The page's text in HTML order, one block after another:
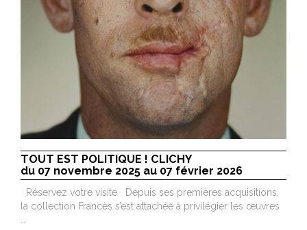
TOUT EST POLITIQUE ! CLICHY
du 07 novembre 2025 au 07 février 2026
Réservez votre visite Depuis ses premières acquisitions,
la collection Francès s’est attachée à privilégier les œuvres